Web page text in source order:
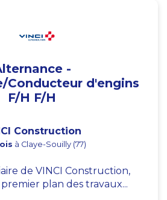
-
Conducteur d'engins
F/H F/H
Construction
à Claye-Souilly (77)
de VINCI Construction,
plan des travaux...